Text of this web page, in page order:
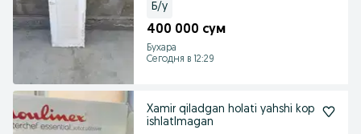
Б/у
400 000 сум
Бухара
Сегодня в 12:29
Xamir qiladgan holati yahshi kop
ishlatlmagan